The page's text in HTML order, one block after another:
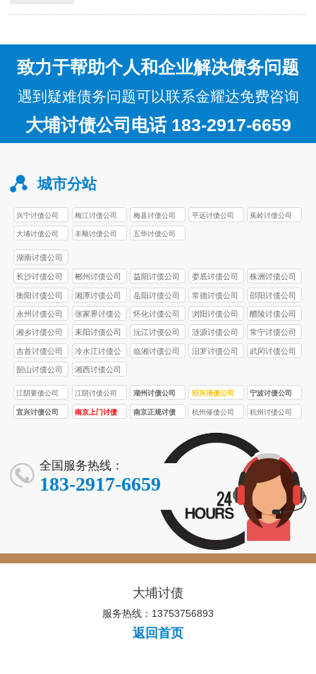
致力于帮助个人和企业解决债务问题
遇到疑难债务问题可以联系金耀达免费咨询
大埔讨债公司电话 183-2917-6659
城市分站
兴宁讨债公司 梅江讨债公司 梅县讨债公司 平远讨债公司 蕉岭讨债公司
大埔讨债公司 丰顺讨债公司 五华讨债公司
湖南讨债公司
长沙讨债公司 郴州讨债公司 益阳讨债公司 娄底讨债公司 株洲讨债公司
衡阳讨债公司 湘潭讨债公司 岳阳讨债公司 常德讨债公司 邵阳讨债公司
永州讨债公司
张家界讨债公
司
怀化讨债公司 浏阳讨债公司 醴陵讨债公司
湘乡讨债公司 耒阳讨债公司 沅江讨债公司 涟源讨债公司 常宁讨债公司
吉首讨债公司
冷水江讨债公
司
临湘讨债公司 汨罗讨债公司 武冈讨债公司
韶山讨债公司 湘西讨债公司
江阴要债公司 江阴讨债公司 湖州讨债公司 绍兴清债公司 宁波讨债公司
宜兴讨债公司
南京上门讨债
南京正规讨债
杭州催债公司 杭州讨债公司
全国服务热线：
183-2917-6659
大埔讨债
服务热线：13753756893
返回首页